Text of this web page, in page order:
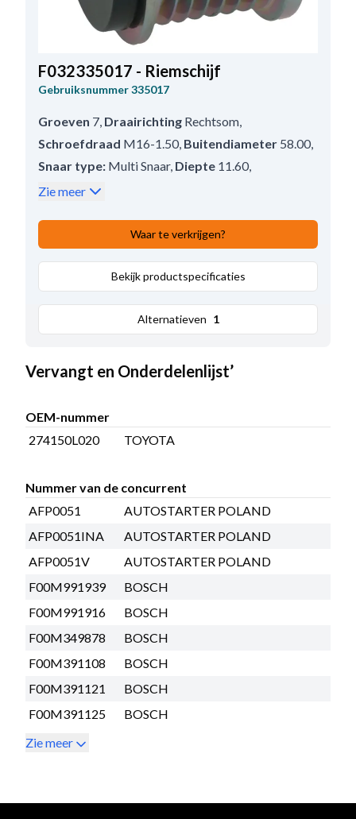
F032335017 - Riemschijf
Gebruiksnummer335017
Groeven 7, Draairichting Rechtsom,
Schroefdraad M16-1.50, Buitendiameter 58.00,
Snaar type: Multi Snaar, Diepte 11.60,
Vrijloop: Met
Afstand achter in mm0.60,
Multi-V;Vrijloop
Zie meer
Waar te verkrijgen?
Bekijk productspecificaties
Alternatieven 1
Vervangt en Onderdelenlijst’
OEM-nummer
274150L020
TOYOTA
Nummer van de concurrent
AFP0051
AUTOSTARTER POLAND
AFP0051INA
AUTOSTARTER POLAND
AFP0051V
AUTOSTARTER POLAND
F00M991939
BOSCH
F00M991916
BOSCH
F00M349878
BOSCH
F00M391108
BOSCH
F00M391121
BOSCH
F00M391125
BOSCH
Zie meer